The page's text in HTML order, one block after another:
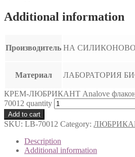
Additional information
Производитель НА
Материал ЛАБОРАТОРИЯ
КРЕМ-ЛЮБРИКАНТ Analove флакон -
70012 quantity
Add to cart
SKU: LB-70012 Category:
Description
Additional information